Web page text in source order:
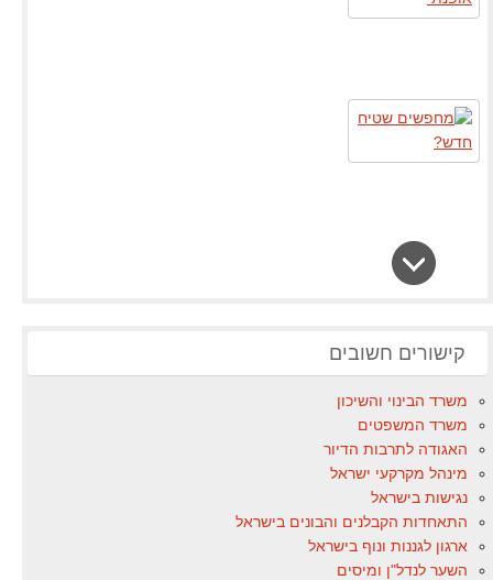
קישורים חשובים
משרד הבינוי והשיכון
משרד המשפטים
האגודה לתרבות הדיור
מינהל מקרקעי ישראל
נגישות בישראל
התאחדות הקבלנים והבונים בישראל
ארגון לגננות ונוף בישראל
השער לנדל"ן ומיסים